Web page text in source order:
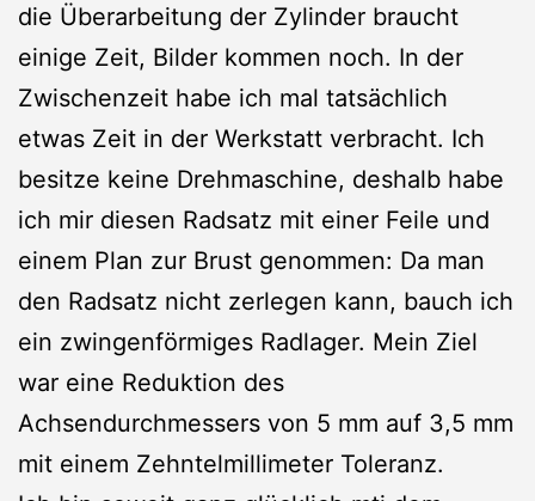
die Überarbeitung der Zylinder braucht
einige Zeit, Bilder kommen noch. In der
Zwischenzeit habe ich mal tatsächlich
etwas Zeit in der Werkstatt verbracht. Ich
besitze keine Drehmaschine, deshalb habe
ich mir diesen Radsatz mit einer Feile und
einem Plan zur Brust genommen: Da man
den Radsatz nicht zerlegen kann, bauch ich
ein zwingenförmiges Radlager. Mein Ziel
war eine Reduktion des
Achsendurchmessers von 5 mm auf 3,5 mm
mit einem Zehntelmillimeter Toleranz.